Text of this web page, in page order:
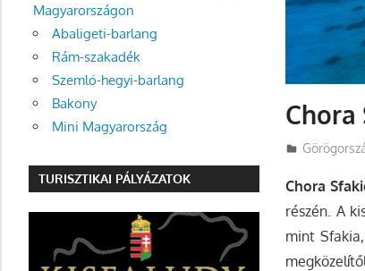
Chora
Chora
részén. A
mint
Magyarországon
Abaligeti-barlang
Rám-szakadék
Szemlő-hegyi-barlang
Bakony
Mini Magyarország
TURISZTIKAI PÁLYÁZATOK